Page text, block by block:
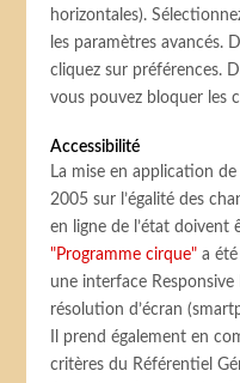
horizontales).
les paramètres avancés.
cliquez sur préférences.
vous pouvez bloquer les
Accessibilité
La mise en application
2005 sur l’égalité des
en ligne de l’état doivent
"Programme cirque"a
une interface
résolution d’écran
Il prend également en
critères du Référentiel